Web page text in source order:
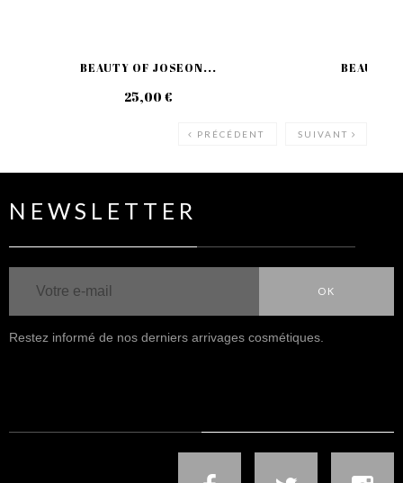
BEAUTY OF JOSEON...
25,00 €
BEAUTY
PRÉCÉDENT SUIVANT
NEWSLETTER
OK
Restez informé de nos derniers arrivages cosmétiques.